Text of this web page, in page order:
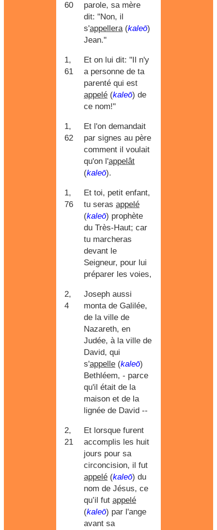
60
parole, sa mère
dit: "Non, il
s'appellera(kaleō)
Jean."
1,
61
Et on lui dit: "Il n'y
a personne de ta
parenté qui est
appelé (kaleō) de
ce nom!"
1,
62
Et l'on demandait
par signes au père
comment il voulait
qu'on l'appelât
(kaleō).
1,
76
Et toi, petit enfant,
tu seras appelé
(kaleō) prophète
du Très-Haut; car
tu marcheras
devant le
Seigneur, pour lui
préparer les voies,
2,
4
Joseph aussi
monta de Galilée,
de la ville de
Nazareth, en
Judée, à la ville de
David, qui
s'appelle (kaleō)
Bethléem, - parce
qu'il était de la
maison et de la
lignée de David --
2,
21
Et lorsque furent
accomplis les huit
jours pour sa
circoncision, il fut
appelé (kaleō) du
nom de Jésus, ce
qu’il fut appelé
(kaleō) par l'ange
avant sa